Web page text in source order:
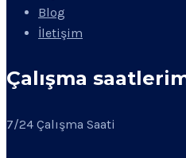
Blog
İletişim
Çalışma
7/24 Çalışma Saati